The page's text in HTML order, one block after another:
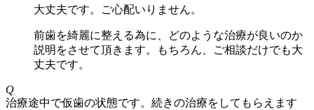
大丈夫です。ご心配いりません。
前歯を綺麗に整える為に、どのような治療が良いのか
説明をさせて頂きます。もちろん、ご相談だけでも大
丈夫です。
Q
治療途中で仮歯の状態です。続きの治療をしてもらえます